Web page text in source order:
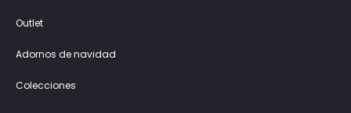
Outlet
Adornos de navidad
Colecciones